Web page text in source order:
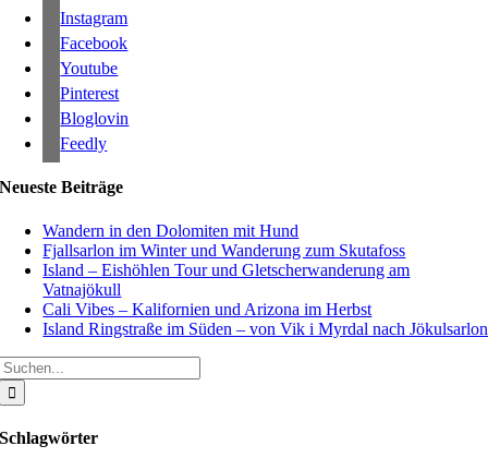
Instagram
Facebook
Youtube
Pinterest
Bloglovin
Feedly
Neueste Beiträge
Wandern in den Dolomiten mit Hund
Fjallsarlon im Winter und Wanderung zum Skutafoss
Island – Eishöhlen Tour und Gletscherwanderung am
Vatnajökull
Cali Vibes – Kalifornien und Arizona im Herbst
Island Ringstraße im Süden – von Vik i Myrdal nach Jökulsarlon
Schlagwörter